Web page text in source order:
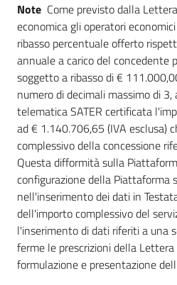
Note Come previsto dalla
economica gli operatori
ribasso percentuale offerto
annuale a carico del concedente
soggetto a ribasso di €
numero di decimali massimo di
telematica SATER certificata
ad € 1.140.706,65 (IVA esclusa)
complessivo della concessione
Questa difformità sulla
configurazione della Piattaforma
nell'inserimento dei dati in
dell'importo complessivo del
l'inserimento di dati riferiti a una
ferme le prescrizioni della
formulazione e presentazione